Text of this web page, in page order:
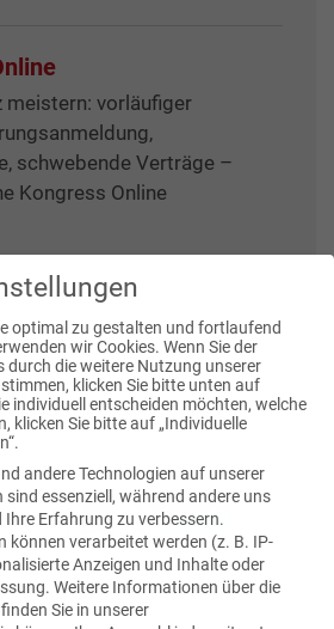
meistern: vorläufiger
schwebende Verträge –
Kongress Online
optimal zu gestalten und fortlaufend
wir Cookies. Wenn Sie der
durch die weitere Nutzung unserer
klicken Sie bitte unten auf
individuell entscheiden möchten, welche
klicken Sie bitte auf „Individuelle
andere Technologien auf unserer
sind essenziell, während andere uns
Ihre Erfahrung zu verbessern.
können verarbeitet werden (z. B. IP-
Anzeigen und Inhalte oder
Weitere Informationen über die
Sie in unserer